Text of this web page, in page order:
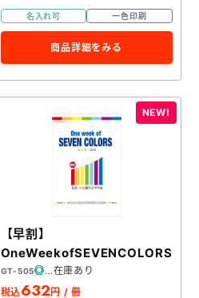
名入れ可 一色印刷
商品詳細をみる
【早割】
OneWeekofSEVENCOLORS
GT-505
在庫あり
税込632円 / 冊